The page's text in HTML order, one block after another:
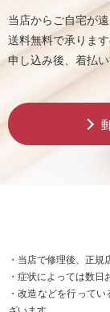
当店からご自宅が
送料無料で承りま
申し込み後、着払
・当店で修理後、正規
・症状によっては数日
・改造などを行って